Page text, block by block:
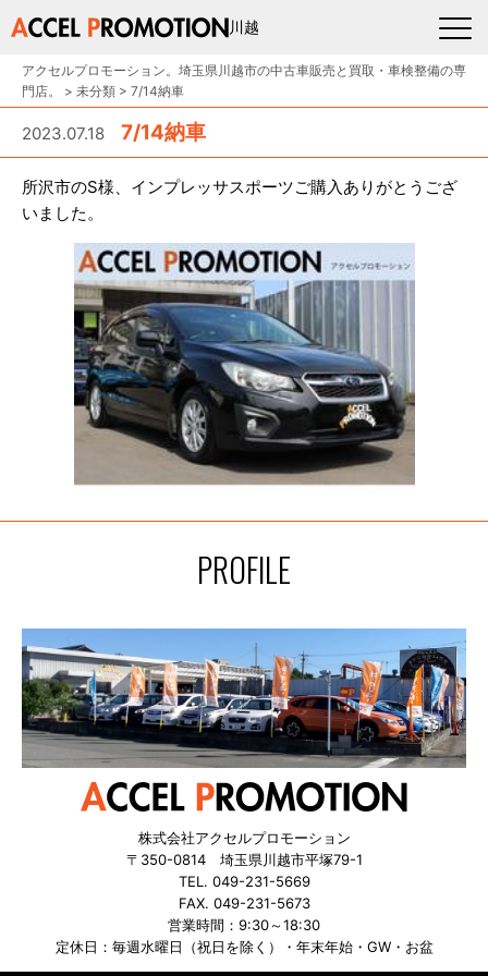
川越
アクセルプロモーション。埼玉県川越市の中古車販売と買取・車検整備の専
門店。
> 未分類 > 7/14納車
2023.07.18 7/14納車
所沢市のS様、インプレッサスポーツご購入ありがとうござ
いました。
PROFILE
株式会社アクセルプロモーション
〒350-0814 埼玉県川越市平塚79-1
TEL. 049-231-5669
FAX. 049-231-5673
営業時間：9:30～18:30
定休日：毎週水曜日（祝日を除く）・年末年始・GW・お盆